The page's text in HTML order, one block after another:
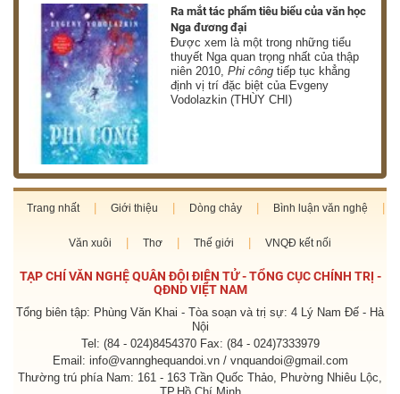
Ra mắt tác phẩm tiêu biểu của văn học
Nga đương đại
Được xem là một trong những tiểu
thuyết Nga quan trọng nhất của thập
niên 2010,Phi công tiếp tục khẳng
định vị trí đặc biệt của Evgeny
Vodolazkin (THÙY CHI)
Trang nhất Giới thiệu Dòng chảy Bình luận văn nghệ
Văn xuôi Thơ Thế giới VNQĐ kết nối
TẠP CHÍ VĂN NGHỆ QUÂN ĐỘI ĐIỆN TỬ - TỔNG CỤC CHÍNH TRỊ -
QĐND VIỆT NAM
Tổng biên tập: Phùng Văn Khai - Tòa soạn và trị sự: 4 Lý Nam Đế - Hà
Nội
Tel: (84 - 024)8454370 Fax: (84 - 024)7333979
Email: info@vannghequandoi.vn / vnquandoi@gmail.com
Thường trú phía Nam: 161 - 163 Trần Quốc Thảo, Phường Nhiêu Lộc,